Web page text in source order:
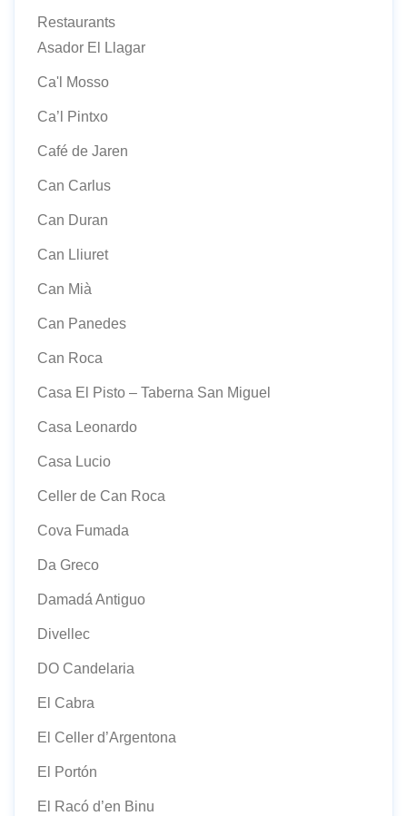
Restaurants
Asador El Llagar
Ca'l Mosso
Ca’l Pintxo
Café de Jaren
Can Carlus
Can Duran
Can Lliuret
Can Mià
Can Panedes
Can Roca
Casa El Pisto – Taberna San Miguel
Casa Leonardo
Casa Lucio
Celler de Can Roca
Cova Fumada
Da Greco
Damadá Antiguo
Divellec
DO Candelaria
El Cabra
El Celler d’Argentona
El Portón
El Racó d’en Binu